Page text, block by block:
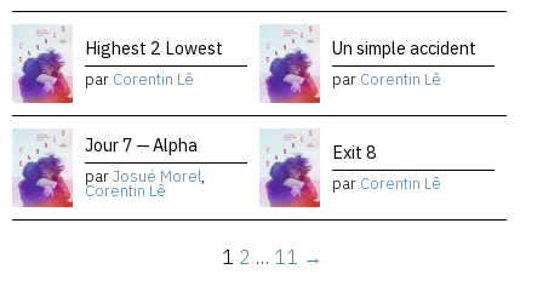
Highest 2 Lowest
par Corentin Lê
Un simple accident
par Corentin Lê
Jour 7 — Alpha
parJosué Morel,
Corentin Lê
Exit 8
par Corentin Lê
1 2 … 11 →